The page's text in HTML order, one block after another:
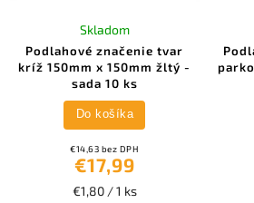
Podlahové značenie tvar
kríž 150mm x 150mm žltý -
sada 10 ks
Skladom
€14,63 bez DPH
€17,99
€1,80 / 1 ks
Do košíka